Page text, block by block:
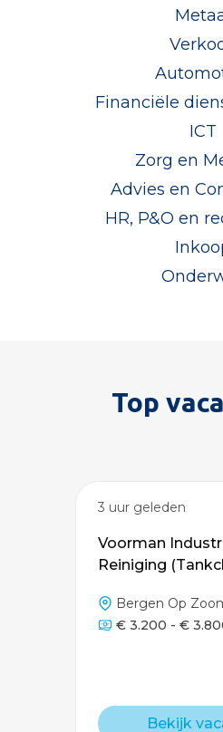
Financiële
ICT
Zorg en
Advies en
HR, P&O en
Top
3 uur geleden
Voorman
Reiniging
Bergen Op
€ 3.200 - €
Bekijk